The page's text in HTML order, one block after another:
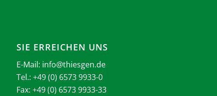
SIE ERREICHEN UNS
E-Mail: info@thiesgen.de
Tel.: +49 (0) 6573 9933-0
Fax: +49 (0) 6573 9933-33